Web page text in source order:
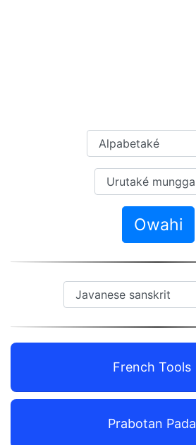
Owahi
French Tools
Prabotan Pada